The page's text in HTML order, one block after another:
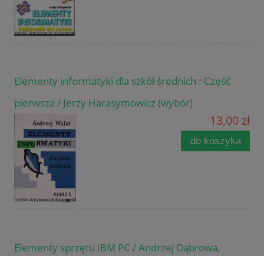
Elementy informatyki dla szkół średnich : Część
pierwsza / Jerzy Harasymowicz (wybór)
13,00 zł
do koszyka
Elementy sprzętu IBM PC / Andrzej Dąbrowa,